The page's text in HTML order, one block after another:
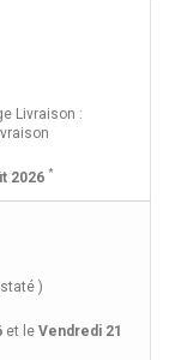
Livraison :
2026 *
)
et le Vendredi 21